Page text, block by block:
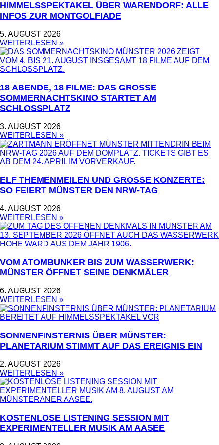
HIMMELSSPEKTAKEL ÜBER WARENDORF: ALLE
INFOS ZUR MONTGOLFIADE
5. AUGUST 2026
WEITERLESEN »
18 ABENDE, 18 FILME: DAS GROSSE S
OMMERNACHTSKINO STARTET AM S
CHLOSSPLATZ
3. AUGUST 2026
WEITERLESEN »
ELF THEMENMEILEN UND GROSSE KONZERTE: S
O FEIERT MÜNSTER DEN NRW-TAG
4. AUGUST 2026
WEITERLESEN »
VOM ATOMBUNKER BIS ZUM WASSERWERK:
MÜNSTER ÖFFNET SEINE DENKMÄLER
6. AUGUST 2026
WEITERLESEN »
SONNENFINSTERNIS ÜBER MÜNSTER:
PLANETARIUM STIMMT AUF DAS EREIGNIS EIN
2. AUGUST 2026
WEITERLESEN »
KOSTENLOSE LISTENING SESSION MIT
EXPERIMENTELLER MUSIK AM AASEE